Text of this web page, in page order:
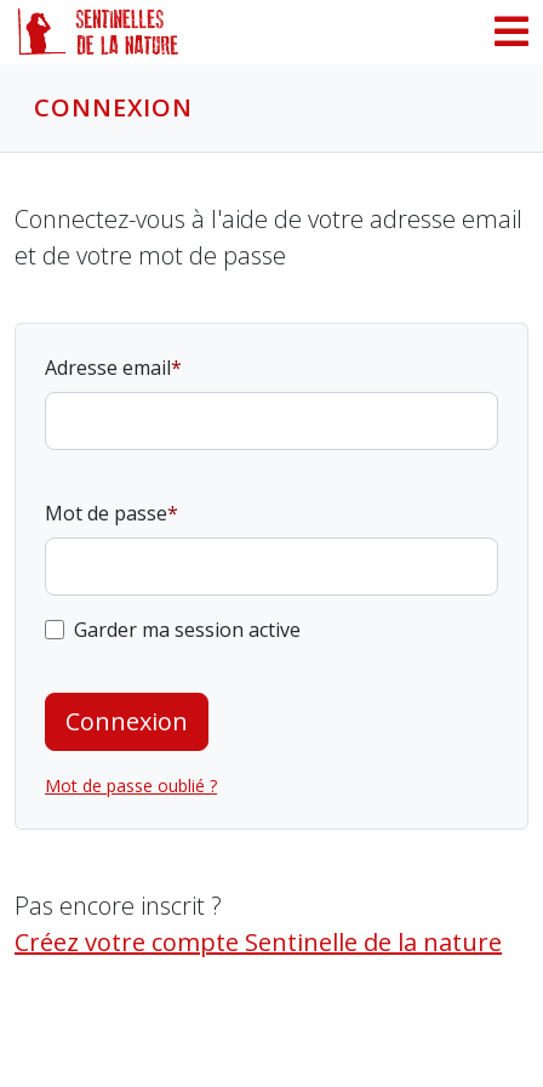
CONNEXION
Connectez-vous à l'aide de votre adresse email
et de votre mot de passe
Adresse email
Mot de passe
Garder ma session active
Connexion
Mot de passe oublié ?
Pas encore inscrit ?
Créez votre compte Sentinelle de la nature
Panneau de gestion des cookies